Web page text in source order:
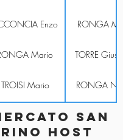
Enzo RONGA
Mario TORRE
TROISI Mario RONGA
Carmine
RONGA
san
host